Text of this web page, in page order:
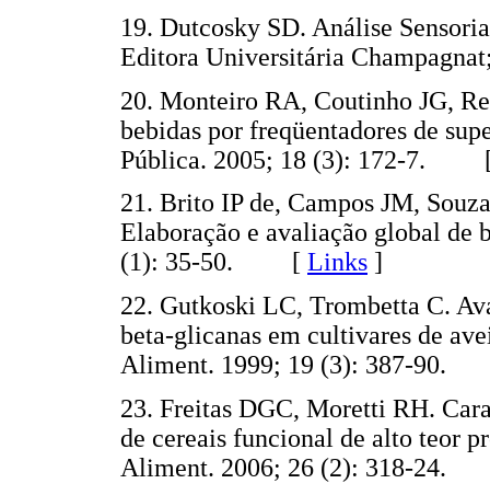
19. Dutcosky SD. Análise
Editora Universitária
20. Monteiro RA, Coutinho JG,
bebidas por freqüentadores de
Pública. 2005; 18 (3): 172-7.
21. Brito IP de, Campos JM,
Elaboração e avaliação global de
(1): 35-50. [ Links ]
22. Gutkoski LC, Trombetta C.
beta-glicanas em cultivares de
Aliment. 1999; 19 (3): 387-
23. Freitas DGC, Moretti RH.
de cereais funcional de alto teor
Aliment. 2006; 26 (2): 318-